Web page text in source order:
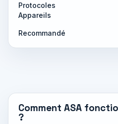
Protocoles
Appareils
Recommandé
Comment ASA
?